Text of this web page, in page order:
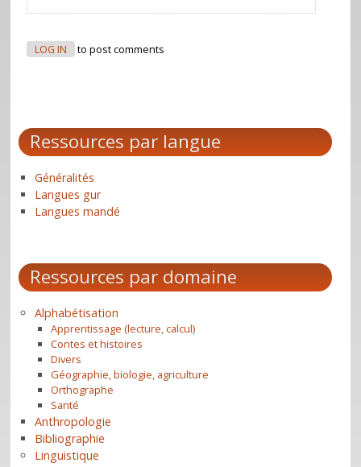
LOG IN to post comments
Ressources par langue
Généralités
Langues gur
Langues mandé
Ressources par domaine
Alphabétisation
Apprentissage (lecture, calcul)
Contes et histoires
Divers
Géographie, biologie, agriculture
Orthographe
Santé
Anthropologie
Bibliographie
Linguistique